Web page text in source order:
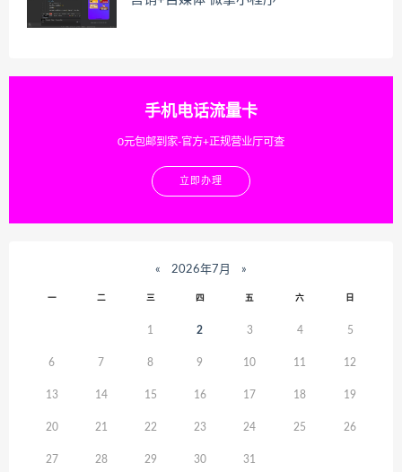
手机电话流量卡
0元包邮到家-官方+正规营业厅可查
立即办理
« 2026年7月 »
一 二 三 四 五 六 日
1 2 3 4 5
6 7 8 9 10 11 12
13 14 15 16 17 18 19
20 21 22 23 24 25 26
27 28 29 30 31